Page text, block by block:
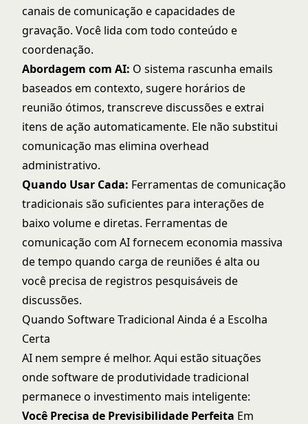
canais de comunicação e capacidades de
gravação. Você lida com todo conteúdo e
coordenação.
Abordagem com AI: O sistema rascunha emails
baseados em contexto, sugere horários de
reunião ótimos, transcreve discussões e extrai
itens de ação automaticamente. Ele não substitui
comunicação mas elimina overhead
administrativo.
Quando Usar Cada: Ferramentas de comunicação
tradicionais são suficientes para interações de
baixo volume e diretas. Ferramentas de
comunicação com AI fornecem economia massiva
de tempo quando carga de reuniões é alta ou
você precisa de registros pesquisáveis de
discussões.
Quando Software Tradicional Ainda é a Escolha
Certa
AI nem sempre é melhor. Aqui estão situações
onde software de produtividade tradicional
permanece o investimento mais inteligente:
Você Precisa de Previsibilidade Perfeita Em